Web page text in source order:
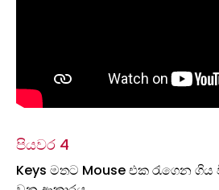
පියවර 4
Keys මතට Mouse එක රැගෙන